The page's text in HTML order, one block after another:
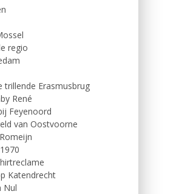
regio
trillende Erasmusbrug
René
Feyenoord
van Oostvoorne
Katendrecht
Nul